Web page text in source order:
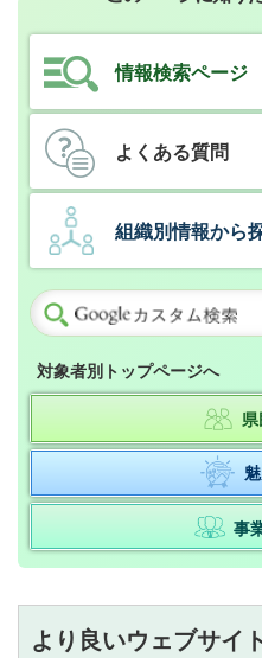
情報検索ページ
よくある質問
組織別情報から
対象者別トップページへ
県
事
より良いウェブサイ